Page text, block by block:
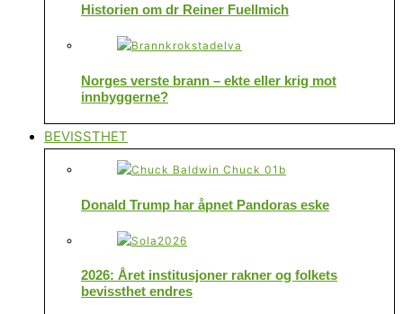
Historien om dr Reiner Fuellmich
Norges verste brann – ekte eller krig mot
innbyggerne?
BEVISSTHET
Donald Trump har åpnet Pandoras eske
2026: Året institusjoner rakner og folkets
bevissthet endres